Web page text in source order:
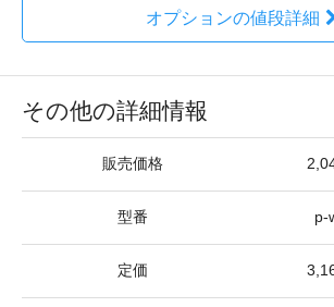
オプションの値段詳細
その他の詳細情報
販売価格
型番 p-
定価